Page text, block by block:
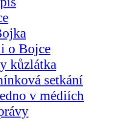
o Bojce
kůzlátka
setkání
v médiích